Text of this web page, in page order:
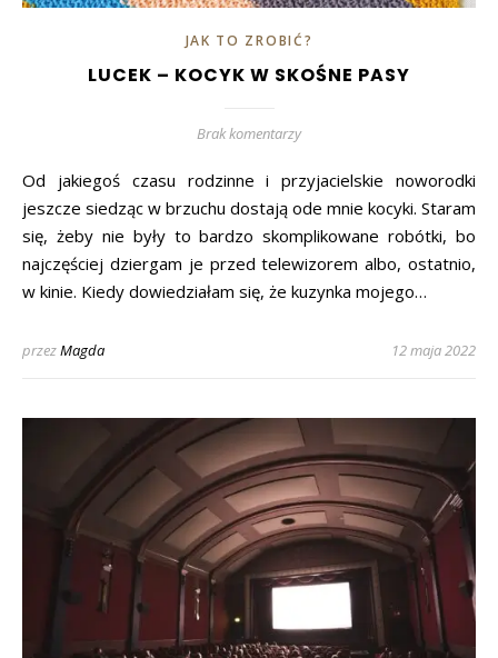
JAK TO ZROBIĆ?
LUCEK – KOCYK W SKOŚNE PASY
Brak komentarzy
Od jakiegoś czasu rodzinne i przyjacielskie noworodki
jeszcze siedząc w brzuchu dostają ode mnie kocyki. Staram
się, żeby nie były to bardzo skomplikowane robótki, bo
najczęściej dziergam je przed telewizorem albo, ostatnio,
w kinie. Kiedy dowiedziałam się, że kuzynka mojego…
przezMagda 12 maja 2022